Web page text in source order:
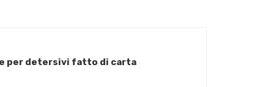
per detersivi fatto di carta